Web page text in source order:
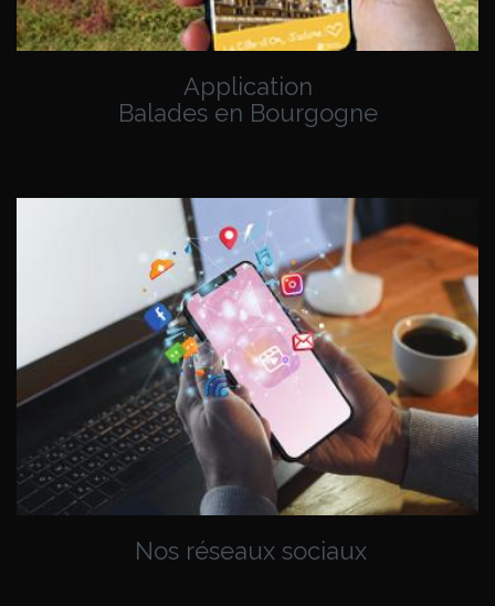
Application
Balades en Bourgogne
Nos réseaux sociaux